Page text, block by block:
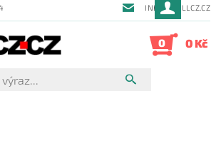
INFO@QUILLCZ.CZ
0 0 Kč